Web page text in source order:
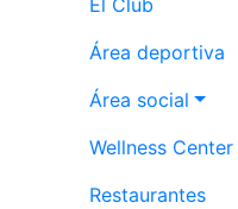
El Club
Área deportiva
Área social
Wellness Center
Restaurantes